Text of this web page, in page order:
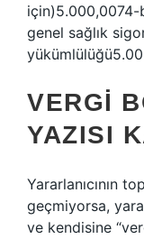
için)5.000,0074-
genel sağlık
VERGI
YAZISI
Yararlanıcının
geçmiyorsa,
ve kendisine